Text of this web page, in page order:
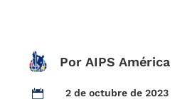
Por AIPS América
 2 de octubre de 2023